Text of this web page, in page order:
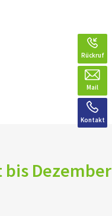
Rückruf
Mail
Kontakt
bis Dezember